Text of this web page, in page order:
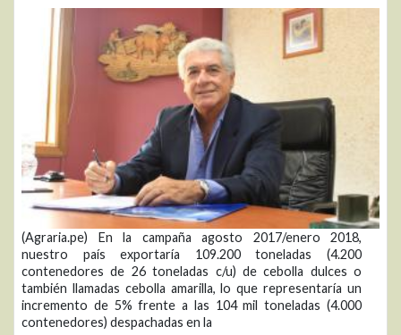
(Agraria.pe) En la campaña agosto 2017/enero 2018,
nuestro país exportaría 109.200 toneladas (4.200
contenedores de 26 toneladas c/u) de cebolla dulces o
también llamadas cebolla amarilla, lo que representaría un
incremento de 5% frente a las 104 mil toneladas (4.000
contenedores) despachadas en la